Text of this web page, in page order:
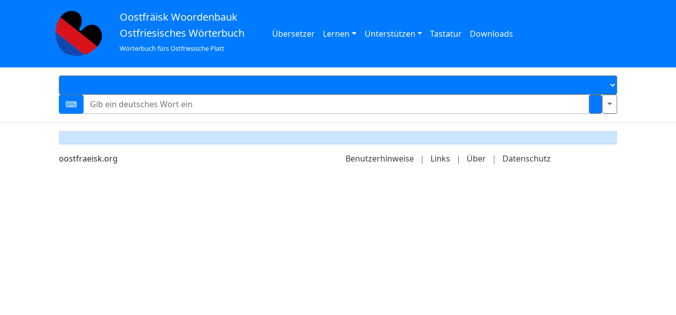
Oostfräisk Woordenbauk
Ostfriesisches Wörterbuch
Wörterbuch fürs Ostfriesische Platt
Übersetzer Lernen Unterstützen Tastatur Downloads
oostfraeisk.org Benutzerhinweise | Links | Über | Datenschutz